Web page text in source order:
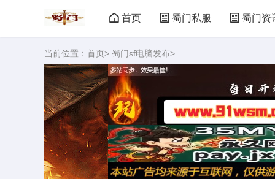
首页 蜀门私服 蜀门资
当前位置： 首页> 蜀门sf电脑发布>